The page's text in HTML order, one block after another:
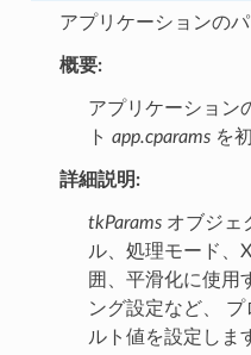
アプリケーションの
概要:
アプリケーション
ト app.cparamsを初
詳細説明:
tkParamsオブジェ
ル、処理モード、
囲、平滑化に使用
ング設定など、
ルト値を設定しま